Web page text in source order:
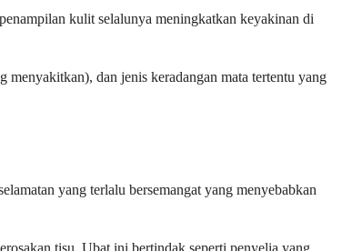
kulit selalunya meningkatkan keyakinan di
dan jenis keradangan mata tertentu yang
yang terlalu bersemangat yang menyebabkan
tisu. Ubat ini bertindak seperti penyelia yang